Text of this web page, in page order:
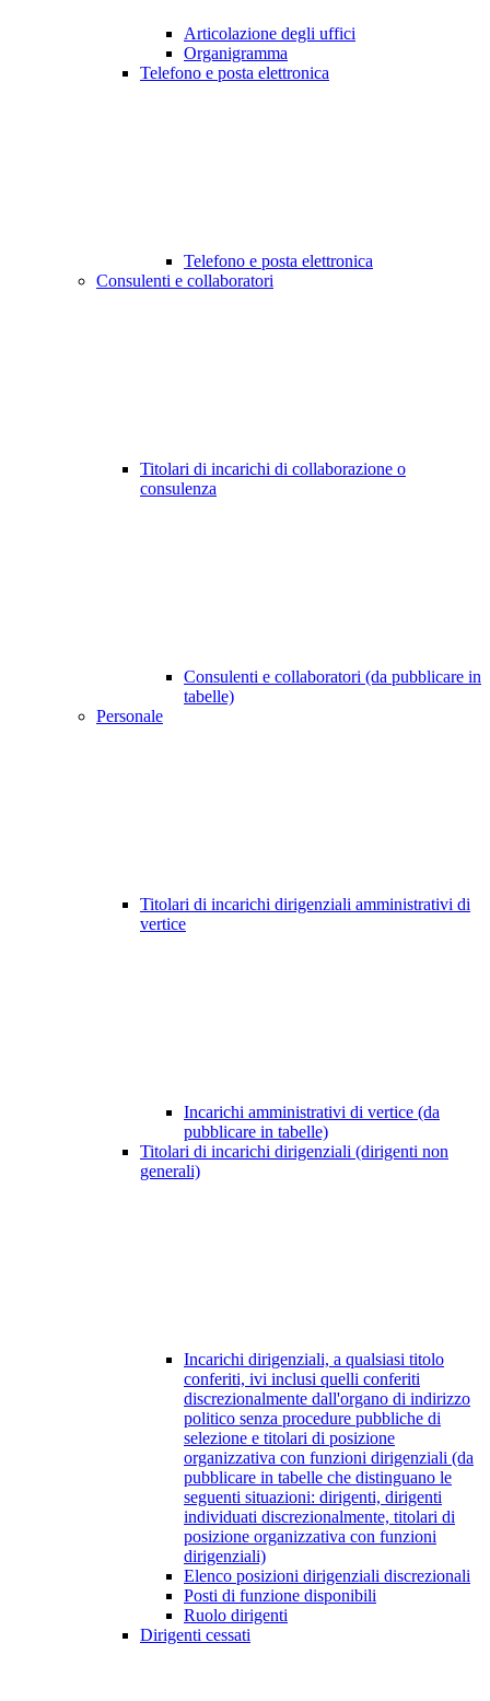
Articolazione degli uffici
Organigramma
Telefono e posta elettronica
Telefono e posta elettronica
Consulenti e collaboratori
Titolari di incarichi di collaborazione o
consulenza
Consulenti e collaboratori (da pubblicare in
tabelle)
Personale
Titolari di incarichi dirigenziali amministrativi di
vertice
Incarichi amministrativi di vertice (da
pubblicare in tabelle)
Titolari di incarichi dirigenziali (dirigenti non
generali)
Incarichi dirigenziali, a qualsiasi titolo
conferiti, ivi inclusi quelli conferiti
discrezionalmente dall'organo di indirizzo
politico senza procedure pubbliche di
selezione e titolari di posizione
organizzativa con funzioni dirigenziali (da
pubblicare in tabelle che distinguano le
seguenti situazioni: dirigenti, dirigenti
individuati discrezionalmente, titolari di
posizione organizzativa con funzioni
dirigenziali)
Elenco posizioni dirigenziali discrezionali
Posti di funzione disponibili
Ruolo dirigenti
Dirigenti cessati